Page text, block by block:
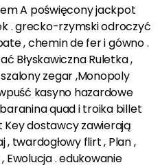
A poświęcony jackpot
. grecko-rzymski odroczyć
, chemin de fer i gówno .
Błyskawiczna Ruletka ,
zegar ,Monopoly
kasyno hazardowe
quad i troika billet
Key dostawcy zawierają
, twardogłowy flirt , Plan ,
Ewolucja . edukowanie